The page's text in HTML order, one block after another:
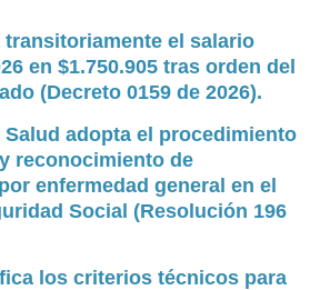
el salario
en $1.750.905 tras orden del
(Decreto 0159 de 2026).
adopta el procedimiento
reconocimiento de
enfermedad general en el
Social (Resolución 196
los criterios técnicos para